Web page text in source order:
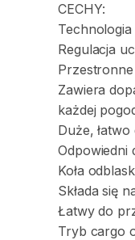
CECHY:
Technologia
Regulacja
Przestronne
Zawiera
każdej
Duże​,​ łatwo
Odpowiedni
Koła
Składa się
Łatwy do
Tryb cargo